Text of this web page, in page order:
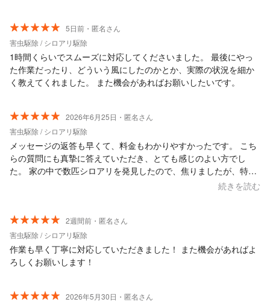
ただこうと思います！5日前・匿名さん
害虫駆除 / シロアリ駆除
1時間くらいでスムーズに対応してくださいました。 最後にやっ
た作業だったり、どういう風にしたのかとか、実際の状況を細か
く教えてくれました。 また機会があればお願いしたいです。
2026年6月25日・匿名さん
害虫駆除 / シロアリ駆除
メッセージの返答も早くて、料金もわかりやすかったです。 こち
らの質問にも真摯に答えていただき、とても感じのよい方でし
た。 家の中で数匹シロアリを発見したので、焦りましたが、特に
問題はなかったようで安心しました。 また5年後にシロアリ予防
続きを読む
2週間前・匿名さん
害虫駆除 / シロアリ駆除
作業も早く丁寧に対応していただきました！ また機会があればよ
ろしくお願いします！
2026年5月30日・匿名さん